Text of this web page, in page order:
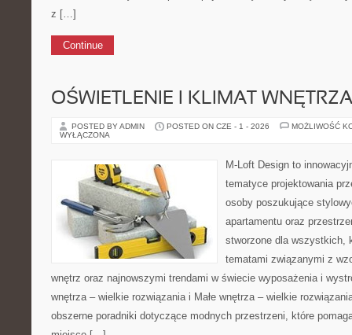
z […]
Continue
OŚWIETLENIE I KLIMAT WNĘTRZA
POSTED BY ADMIN POSTED ON CZE - 1 - 2026
MOŻLIWOŚĆ
WYŁĄCZONA
M-Loft Design to
tematyce projektowania
osoby poszukujące
apartamentu oraz
stworzone dla wszystkich,
tematami związanymi z
wnętrz oraz najnowszymi trendami w świecie wyposażenia i
wnętrza – wielkie rozwiązania i Małe wnętrza – wielkie
obszerne poradniki dotyczące modnych przestrzeni, które